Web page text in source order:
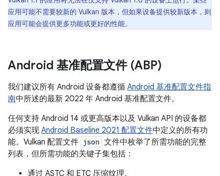
应用可能不需要较新的 Vulkan 版本，但如果设备提供较新版本，则
应用可能会提供更多功能或更好的性能。
Android 基准配置文件 (ABP)
我们建议所有 Android 设备都遵循 Android 基准配置文件指
南中所述的最新 2022 年 Android 基准配置文件。
任何支持 Android 14 或更高版本以及 Vulkan API 的设备都
必须实现 Android Baseline 2021 配置文件中定义的所有功
能。Vulkan 配置文件 json 文件中枚举了所需功能的完整
列表，但所需功能的关键子集包括：
通过 ASTC 和 ETC 压缩纹理。